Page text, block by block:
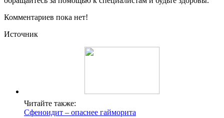
Комментариев пока нет!
Источник
Читайте также:
Сфеноидит – опаснее гайморита